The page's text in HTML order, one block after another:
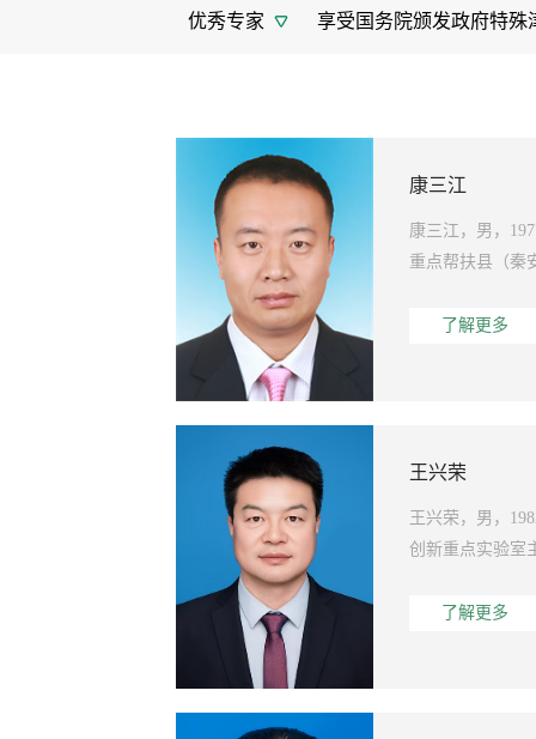
优秀专家 享受国务院颁发政府特殊
康三江
康三江，男，
重点帮扶县（秦
了解更多
王兴荣
王兴荣，男，
创新重点实验室
了解更多